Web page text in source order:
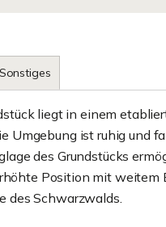
Sonstiges
liegt in einem
Umgebung ist ruhig und
des Grundstücks
Position mit weitem
des Schwarzwalds.